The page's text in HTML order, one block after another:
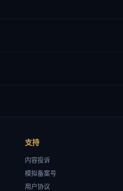
支持
内容投诉
模拟备案号
用户协议